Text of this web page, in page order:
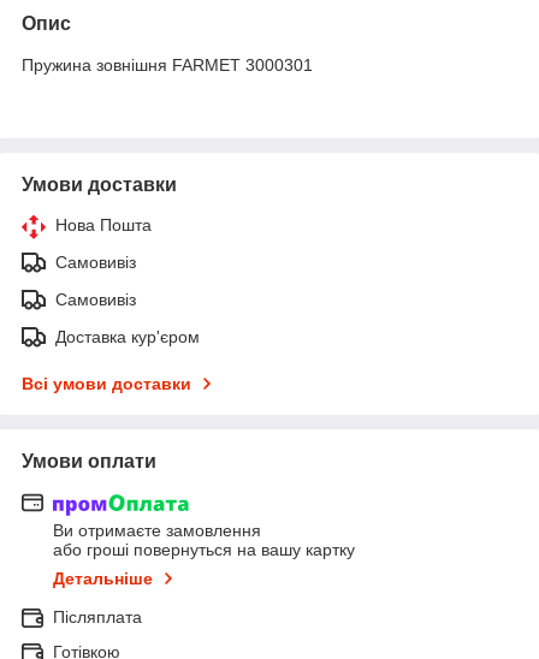
Опис
Пружина зовнішня FARMET 3000301
Умови доставки
Нова Пошта
Самовивіз
Самовивіз
Доставка кур'єром
Всі умови доставки
Умови оплати
Ви отримаєте замовлення
або гроші повернуться на вашу картку
Детальніше
Післяплата
Готівкою